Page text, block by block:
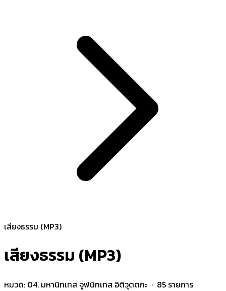
เสียงธรรม (MP3)
เสียงธรรม (MP3)
หมวด: 04. มหานิทเทส จูฬนิทเทส อิติวุตตกะ · 85 รายการ